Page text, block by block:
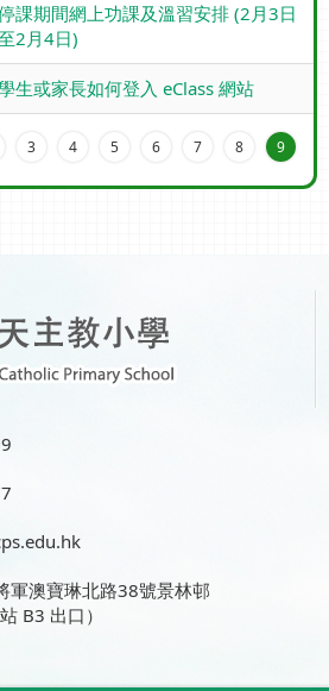
課期間網上功課及溫習安排 (2月3日
2月4日)
生或家長如何登入 eClass 網站
3 4 5 6 7 8 9
軍澳寶琳北路38號景林邨
出口）